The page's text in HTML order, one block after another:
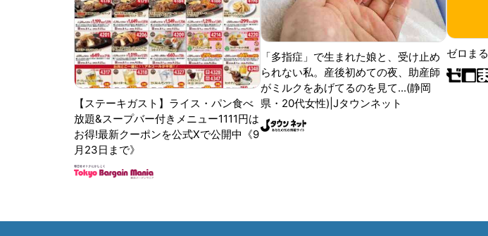
【ステーキガスト】ライス・パン食べ
放題&スープバー付きメニュー1111円は
お得!最新クーポンを公式Xで公開中《9
月23日まで》
「多指症」で生まれた娘と、受け止め
られない私。産後初めての夜、助産師
がミルクをあげてるのを見て...(静岡
県・20代女性)|Jタウンネット
ゼロまる